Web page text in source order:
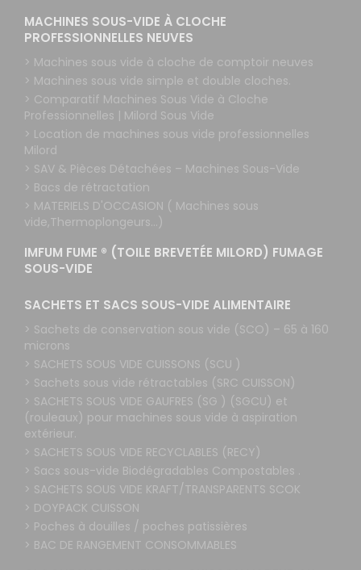
MACHINES SOUS-VIDE À CLOCHE
PROFESSIONNELLES NEUVES
> Machines sous vide à cloche de comptoir neuves
> Machines sous vide simple et double cloches.
> Comparatif Machines Sous Vide à Cloche
Professionnelles | Milord Sous Vide
> Location de machines sous vide professionnelles
Milord
> SAV & Pièces Détachées – Machines Sous-Vide
> Bacs de rétractation
> MATERIELS D'OCCASION ( Machines sous
vide,Thermoplongeurs...)
IMFUM FUME ® (TOILE BREVETÉE MILORD) FUMAGE
SOUS-VIDE
SACHETS ET SACS SOUS-VIDE ALIMENTAIRE
> Sachets de conservation sous vide (SCO) – 65 à 160
microns
> SACHETS SOUS VIDE CUISSONS (SCU )
> Sachets sous vide rétractables (SRC CUISSON)
> SACHETS SOUS VIDE GAUFRES (SG ) (SGCU) et
(rouleaux) pour machines sous vide à aspiration
extérieur.
> SACHETS SOUS VIDE RECYCLABLES (RECY)
> Sacs sous-vide Biodégradables Compostables .
> SACHETS SOUS VIDE KRAFT/TRANSPARENTS SCOK
> DOYPACK CUISSON
> Poches à douilles / poches patissières
> BAC DE RANGEMENT CONSOMMABLES